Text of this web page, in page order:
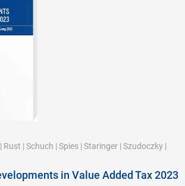
| Rust | Schuch | Spies | Staringer | Szudoczky |
in Value Added Tax 2023